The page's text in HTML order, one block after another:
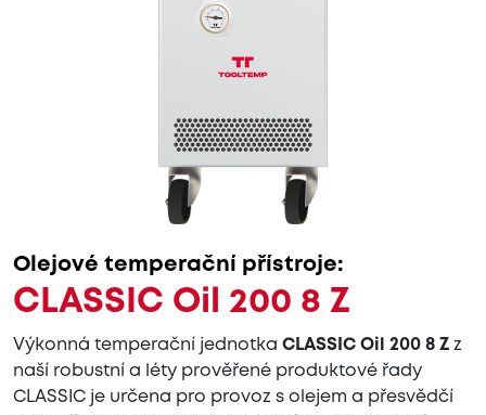
Olejové temperační přístroje:
CLASSIC Oil 200 8 Z
Výkonná temperační jednotka CLASSIC Oil 200 8 Z z
naší robustní a léty prověřené produktové řady
CLASSIC je určena pro provoz s olejem a přesvědčí